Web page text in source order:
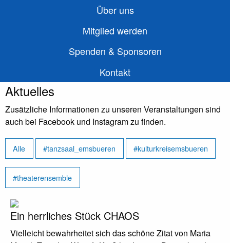
Über uns
Mitglied werden
Spenden & Sponsoren
Kontakt
Aktuelles
Zusätzliche Informationen zu unseren Veranstaltungen sind
auch bei Facebook und Instagram zu finden.
Alle #tanzsaal_emsbueren #kulturkreisemsbueren
#theaterensemble
Ein herrliches Stück CHAOS
Vielleicht bewahrheitet sich das schöne Zitat von Maria